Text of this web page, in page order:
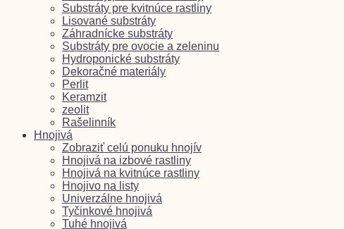
Substráty pre kvitnúce rastliny
Lisované substráty
Záhradnícke substráty
Substráty pre ovocie a zeleninu
Hydroponické substráty
Dekoračné materiály
Perlit
Keramzit
zeolit
Rašelinník
Hnojivá
Zobraziť celú ponuku hnojív
Hnojivá na izbové rastliny
Hnojivá na kvitnúce rastliny
Hnojivo na listy
Univerzálne hnojivá
Tyčinkové hnojivá
Tuhé hnojivá